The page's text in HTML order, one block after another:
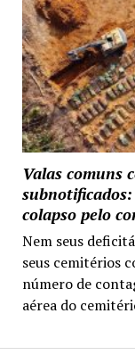
Valas comuns
colapso pelo
Nem seus
seus cemitérios
número de
aérea do